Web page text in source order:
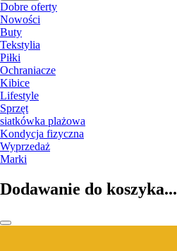
Dobre oferty
Nowości
Buty
Tekstylia
Piłki
Ochraniacze
Kibice
Lifestyle
Sprzęt
siatkówka plażowa
Kondycja fizyczna
Wyprzedaż
Marki
Dodawanie do koszyka...